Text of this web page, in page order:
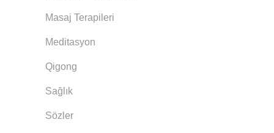
Masaj Terapileri
Meditasyon
Qigong
Sağlık
Sözler